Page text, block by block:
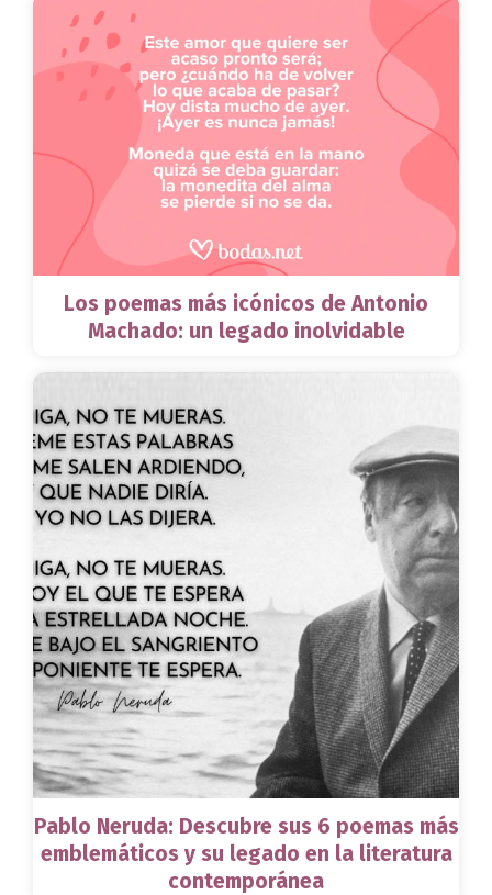
Los poemas más icónicos de Antonio
Machado: un legado inolvidable
Pablo Neruda: Descubre sus 6 poemas más
emblemáticos y su legado en la literatura
contemporánea